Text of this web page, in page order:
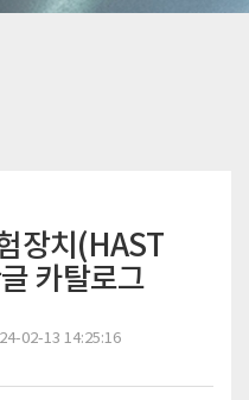
장치(HAST
카탈로그
02-13 14:25:16